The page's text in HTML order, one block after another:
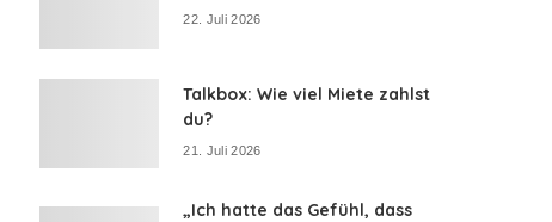
22. Juli 2026
Talkbox: Wie viel Miete zahlst
du?
21. Juli 2026
„Ich hatte das Gefühl, dass